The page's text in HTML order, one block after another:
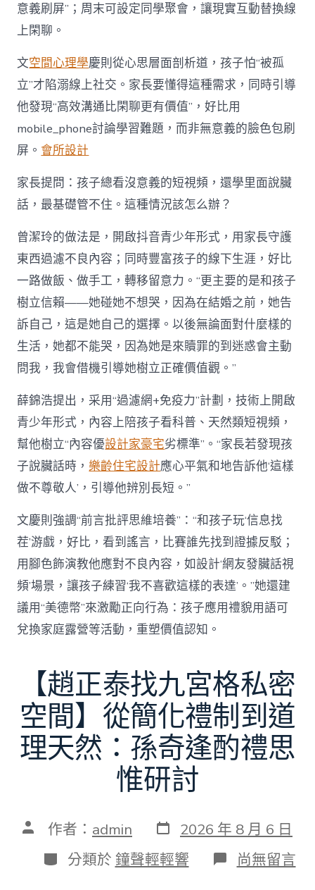
意義刷屏”；周末可設定同學聚會，讓現實互動替換線
上閑聊。
文空間心理學慶則從心思層面剖析道，孩子怕“被孤
立”才陷溺線上社交。家長要懂得這種需求，同時引導
他發現“高效溝通比閑聊更有價值”，好比用
mobile_phone討論學習難題，而非無意義的臉色包刷
屏。會所設計
家長提問：孩子總看沒意義的短視頻，還學里面說臟
話，最基礎管不住。這種情況該怎么辦？
曾潔玲的做法是，開啟抖音青少年形式，用家長守護
東西過濾不良內容；同時豐富孩子的線下生涯，好比
一路做飯、做手工，轉移留意力。“更主要的是和孩子
樹立信賴——她碰她不想哭，因為在結婚之前，她告
訴自己，這是她自己的選擇。以後無論面對什麼樣的
生活，她都不能哭，因為她是來贖罪的到迷惑會主動
問我，我會借機引導她樹立正確價值觀。”
薛錦浩提出，采用“過濾網+免疫力”計劃，技術上開啟
青少年形式，內容上陪孩子看科普、天然類短視頻，
幫他樹立“內容優設計家豪宅劣標準”。“家長若發現孩
子說臟話時，樂齡住宅設計應心平氣和地告訴他‘這樣
做不尊敬人’，引導他辨別長短。”
文慶則強調“前言批評思維培養”：“和孩子玩‘信息找
茬’游戲，好比，看到謠言，比賽誰先找到證據反駁；
用腳色飾演教他應對不良內容，如設計‘網友發臟話視
頻’場景，讓孩子練習‘我不喜歡這樣的表達’。”她還建
議用“美德幣”來激勵正向行為：孩子應用禮貌用語可
兌換家庭露營等活動，重塑價值認知。
【趙正泰找九宮格私密
空間】從簡化禮制到道
理天然：孫奇逢酌禮思
惟研討
文 作者： admin 發
表
日
期
2026 年 8 月 6 日
分
類
分類於 鐘聲輕輕響 在
〈【趙
尚無留言